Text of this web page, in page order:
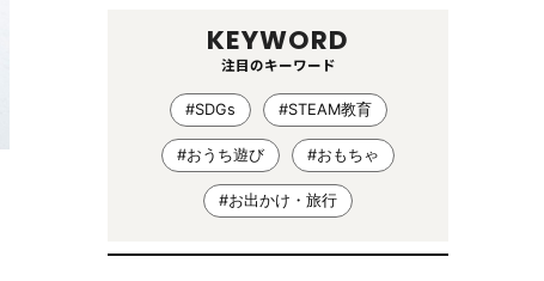
KEYWORD
注目のキーワード
#SDGs #STEAM教育
#おうち遊び #おもちゃ
#お出かけ・旅行